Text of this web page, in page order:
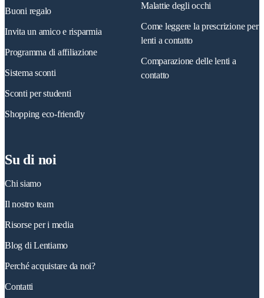
Buoni regalo
Invita un amico e risparmia
Programma di affiliazione
Sistema sconti
Sconti per studenti
Shopping eco-friendly
Malattie degli occhi
Come leggere la prescrizione per
lenti a contatto
Comparazione delle lenti a
contatto
Su di noi
Chi siamo
Il nostro team
Risorse per i media
Blog di Lentiamo
Perché acquistare da noi?
Contatti